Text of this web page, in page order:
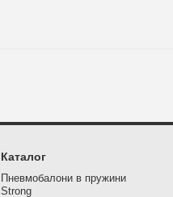
Каталог
Пневмобалони в пружини
Strong